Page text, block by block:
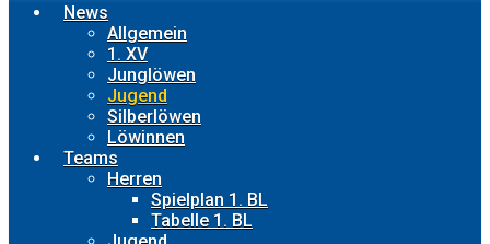
News
Allgemein
1. XV
Junglöwen
Jugend
Silberlöwen
Löwinnen
Teams
Herren
Spielplan 1. BL
Tabelle 1. BL